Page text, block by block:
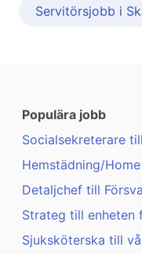
Servitörsjobb i
Populära jobb
Socialsekreterare
Hemstädning/
Detaljchef till
Strateg till enheten
Sjuksköterska till